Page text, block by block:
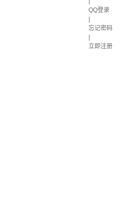
QQ登录
忘记密码
立即注册